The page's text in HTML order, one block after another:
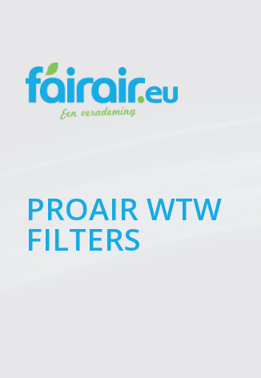
PROAIR WTW
FILTERS